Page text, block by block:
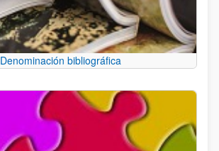
Denominación bibliográfica